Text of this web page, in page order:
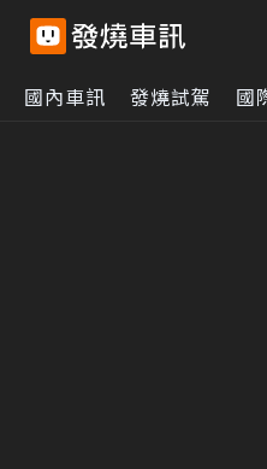
國內車訊 發燒試駕 國